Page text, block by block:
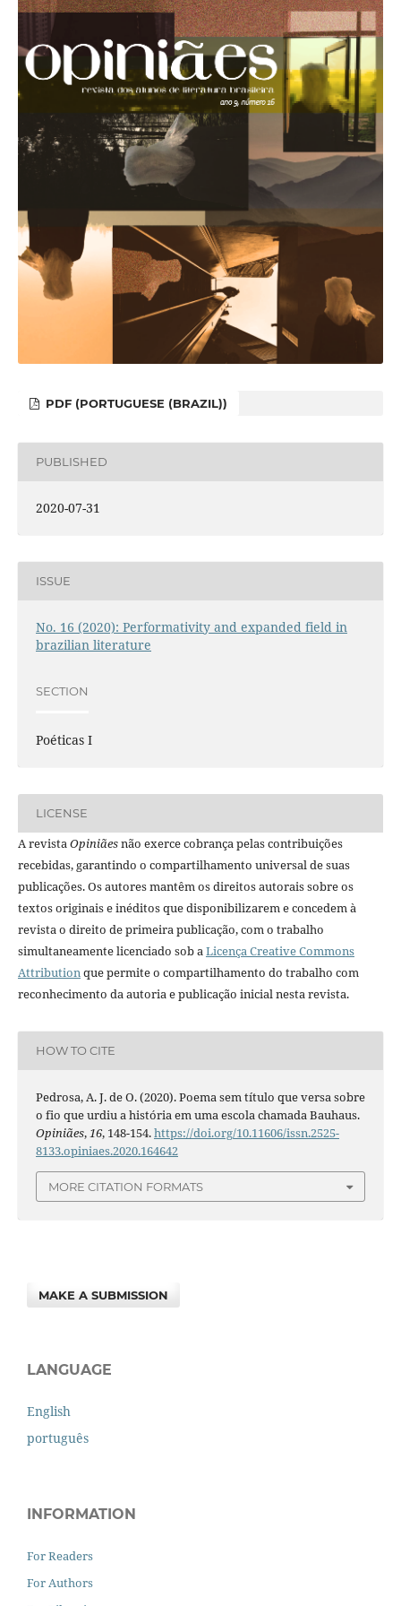
PDF (PORTUGUESE (BRAZIL))
PUBLISHED
2020-07-31
ISSUE
No. 16 (2020): Performativity and expanded field in
brazilian literature
SECTION
Poéticas I
LICENSE
A revistaOpiniãesnão exerce cobrança pelas contribuições
recebidas, garantindo o compartilhamento universal de suas
publicações. Os autores mantêm os direitos autorais sobre os
textos originais e inéditos que disponibilizarem e concedem à
revista o direito de primeira publicação, com o trabalho
simultaneamente licenciado sob aLicença Creative Commons
Attributionque permite o compartilhamento do trabalho com
reconhecimento da autoria e publicação inicial nesta revista.
HOW TO CITE
Pedrosa, A. J. de O. (2020). Poema sem título que versa sobre
o fio que urdiu a história em uma escola chamada Bauhaus.
Opiniães,16, 148-154.https://doi.org/10.11606/issn.2525-
8133.opiniaes.2020.164642
MORE CITATION FORMATS
MAKE A SUBMISSION
LANGUAGE
English
português
INFORMATION
For Readers
For Authors